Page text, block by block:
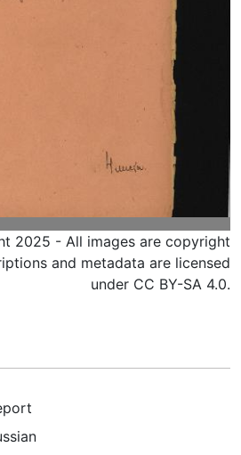
2025 - All images are copyright
and metadata are licensed
under CC BY-SA 4.0.